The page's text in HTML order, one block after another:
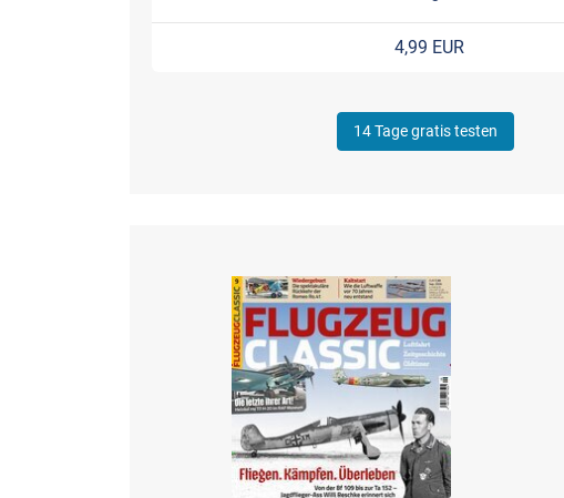
4,99 EUR
14 Tage gratis testen